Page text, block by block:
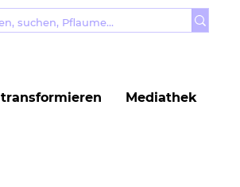
transformieren Mediathek